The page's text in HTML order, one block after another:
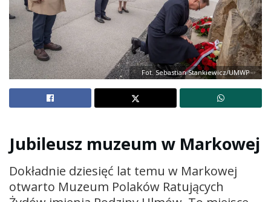
Fot. Sebastian Stankiewicz/UMWP
Jubileusz muzeum w Markowej
Dokładnie dziesięć lat temu w Markowej
otwarto Muzeum Polaków Ratujących